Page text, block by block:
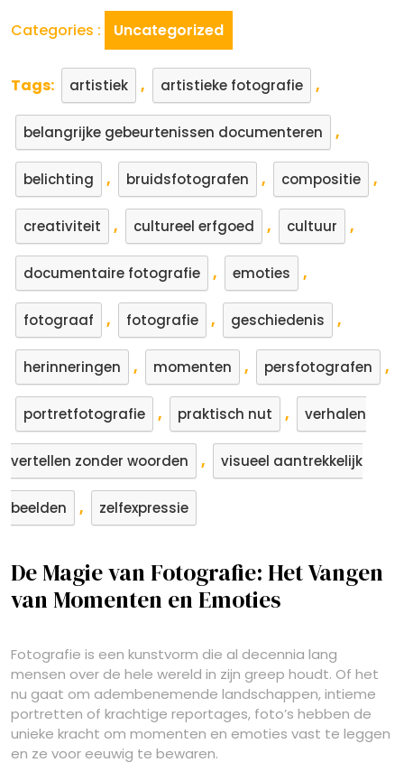
Categories : Uncategorized
Tags: artistiek , artistieke fotografie ,
belangrijke gebeurtenissen documenteren ,
belichting , bruidsfotografen , compositie ,
creativiteit , cultureel erfgoed , cultuur ,
documentaire fotografie , emoties ,
fotograaf , fotografie , geschiedenis ,
herinneringen , momenten , persfotografen ,
portretfotografie , praktisch nut , verhalen
vertellen zonder woorden , visueel aantrekkelijk
beelden , zelfexpressie
De Magie van Fotografie: Het Vangen
van Momenten en Emoties
Fotografie is een kunstvorm die al decennia lang
mensen over de hele wereld in zijn greep houdt. Of het
nu gaat om adembenemende landschappen, intieme
portretten of krachtige reportages, foto’s hebben de
unieke kracht om momenten en emoties vast te leggen
en ze voor eeuwig te bewaren.